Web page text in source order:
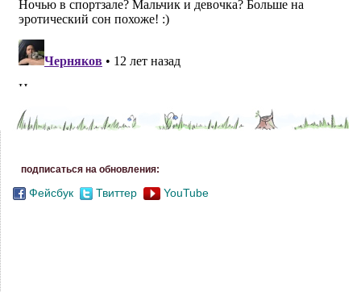
подписаться на обновления:
Фейсбук Твиттер YouTube